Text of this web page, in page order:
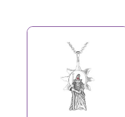
€10,00.€7,00.